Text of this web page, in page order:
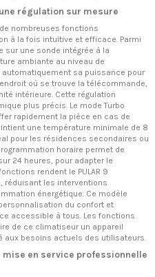
régulation sur mesure
de nombreuses fonctions
à la fois intuitive et efficace. Parmi
sur une sonde intégrée à la
ambiante au niveau de
automatiquement sa puissance pour
où se trouve la télécommande,
intérieure. Cette régulation
plus précis. Le mode Turbo
rapidement la pièce en cas de
une température minimale de 8
pour les résidences secondaires ou
horaire permet de
24 heures, pour adapter le
rendent le PULAR 9
réduisant les interventions
énergétique. Ce modèle
du confort et
accessible à tous. Les fonctions
de ce climatiseur un appareil
aux besoins actuels des utilisateurs.
en service professionnelle